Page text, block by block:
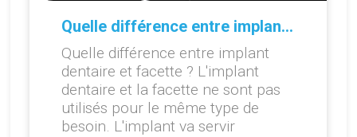
Quelle différence entre implant dentaire et facette ?
Quelle différence entre implant
dentaire et facette ? L'implant
dentaire et la facette ne sont pas
utilisés pour le même type de
besoin. L'implant va servir